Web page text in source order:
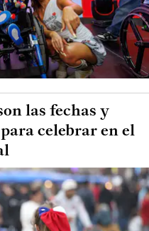
las fechas y
celebrar en el